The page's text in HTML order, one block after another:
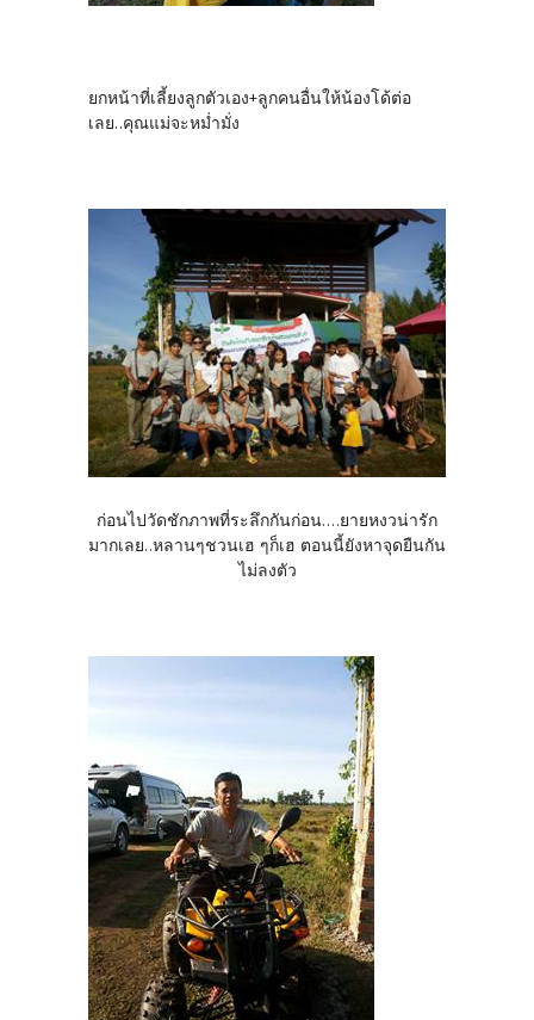
ยกหน้าที่เลี้ยงลูกตัวเอง+ลูกคนอื่นให้น้องโด้ต่อ
เลย..คุณแม่จะหม่ำมั่ง
ก่อนไปวัดชักภาพที่ระลึกกันก่อน....ยายหงวน่ารัก
มากเลย..หลานๆชวนเฮ ๆก็เฮ ตอนนี้ยังหาจุดยืนกัน
ไม่ลงตัว